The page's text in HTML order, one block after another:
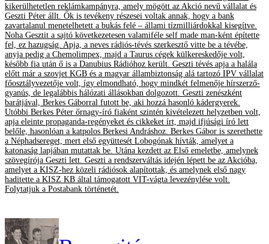
kikerülhetetlen reklámkampányra, amely mögött az Akció nevű vállalat és
Geszti Péter állt. Ők is tevékeny részesei voltak annak, hogy a bank
zavartalanul menetelhetett a bukás felé – állami tízmilliárdokkal kisegítve.
Noha Gesztit a sajtó következetesen valamiféle self made man-ként építette
fel, ez hazugság. Apja, a neves rádiós-tévés szerkesztő vitte be a tévébe,
anyja pedig a Chemolimpex, majd a Taurus cégek külkereskedője volt,
később fia után ő is a Danubius Rádióhoz került. Geszti tévés apja a halála
előtt már a szovjet KGB és a magyar állambiztonság alá tartozó IPV vállalat
főosztályvezetője volt, így elmondható, hogy mindkét felmenője hírszerző-
gyanús, de legalábbis hálózati állásokban dolgozott. Geszti zenészként
barátjával, Berkes Gáborral futott be, aki hozzá hasonló kádergyerek.
Utóbbi Berkes Péter őrnagy-író fiaként szintén kivételezett helyzetben volt,
apja eleinte propaganda-regényeket és cikkeket írt, majd ifjúsági író lett
belőle, hasonlóan a katpolos Berkesi Andráshoz. Berkes Gábor is szerethette
a Néphadsereget, mert első együttesét Lobogónak hívták, amelyet a
katonaság lapjában mutattak be. Utána kezdett az Első emeletbe, amelynek
szövegírója Geszti lett. Geszti a rendszerváltás idején lépett be az Akcióba,
amelyet a KISZ-hez közeli rádiósok alapítottak, és amelynek első nagy
haditette a KISZ KB által támogatott VIT-vágta levezénylése volt.
Folytatjuk a Postabank történetét.